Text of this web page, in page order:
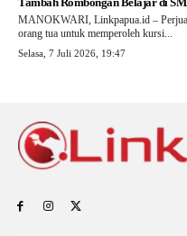
MANOKWARI, Linkpapua.id –
orang tua untuk memperoleh kursi...
Selasa, 7 Juli 2026, 19:47